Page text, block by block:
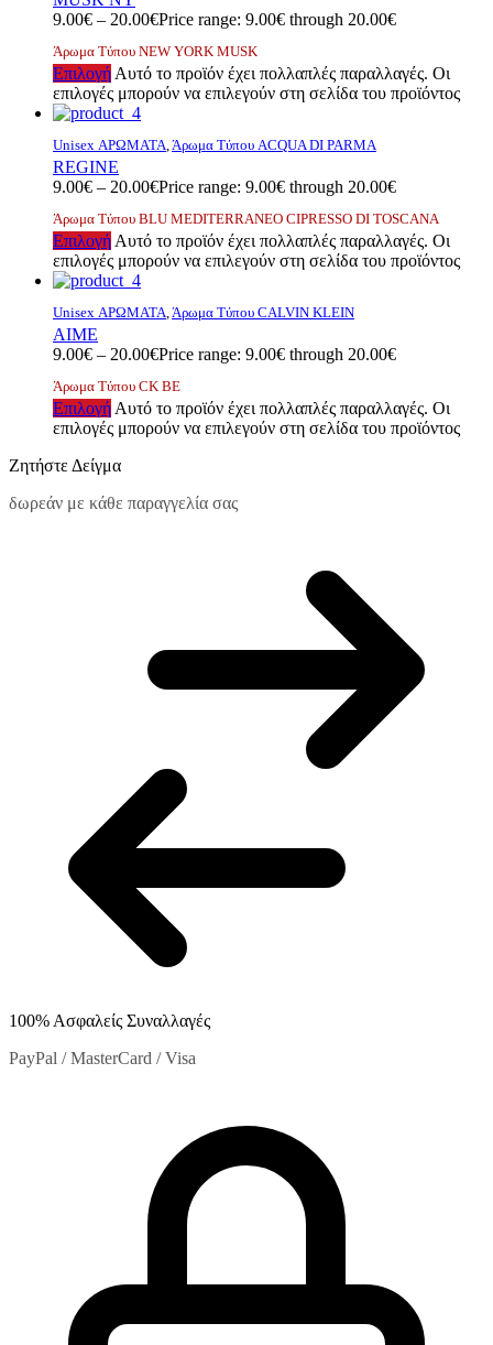
9.00€ – 20.00€Price range: 9.00€ through 20.00€
Άρωμα Τύπου NEW YORK MUSK
Επιλογή Αυτό το προϊόν έχει πολλαπλές παραλλαγές. Οι
επιλογές μπορούν να επιλεγούν στη σελίδα του προϊόντος
Unisex ΑΡΩΜΑΤΑ,Άρωμα Τύπου ACQUA DI PARMA
REGINE
9.00€ – 20.00€Price range: 9.00€ through 20.00€
Άρωμα Τύπου BLU MEDITERRANEO CIPRESSO DI TOSCANA
Επιλογή Αυτό το προϊόν έχει πολλαπλές παραλλαγές. Οι
επιλογές μπορούν να επιλεγούν στη σελίδα του προϊόντος
Unisex ΑΡΩΜΑΤΑ,Άρωμα Τύπου CALVIN KLEIN
ΑΙΜΕ
9.00€ – 20.00€Price range: 9.00€ through 20.00€
Άρωμα Τύπου CK ΒΕ
Επιλογή Αυτό το προϊόν έχει πολλαπλές παραλλαγές. Οι
επιλογές μπορούν να επιλεγούν στη σελίδα του προϊόντος
Ζητήστε Δείγμα
δωρεάν με κάθε παραγγελία σας
100% Ασφαλείς Συναλλαγές
PayPal / MasterCard / Visa